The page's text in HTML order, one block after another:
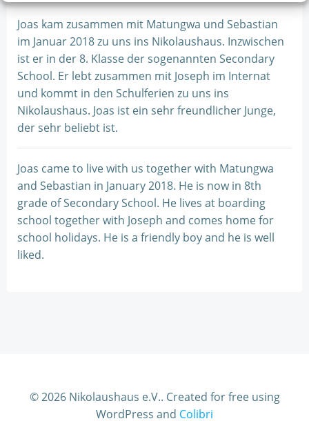
Joas kam zusammen mit Matungwa und Sebastian
im Januar 2018 zu uns ins Nikolaushaus. Inzwischen
ist er in der 8. Klasse der sogenannten Secondary
School. Er lebt zusammen mit Joseph im Internat
und kommt in den Schulferien zu uns ins
Nikolaushaus. Joas ist ein sehr freundlicher Junge,
der sehr beliebt ist.
Joas came to live with us together with Matungwa
and Sebastian in January 2018. He is now in 8th
grade of Secondary School. He lives at boarding
school together with Joseph and comes home for
school holidays. He is a friendly boy and he is well
liked.
© 2026 Nikolaushaus e.V.. Created for free using
WordPress and Colibri